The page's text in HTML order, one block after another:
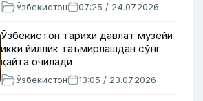
Ўзбекистон 07:25 / 24.07.2026
Ўзбекистон тарихи давлат музейи
икки йиллик таъмирлашдан сўнг
қайта очилади
Ўзбекистон 13:05 / 23.07.2026